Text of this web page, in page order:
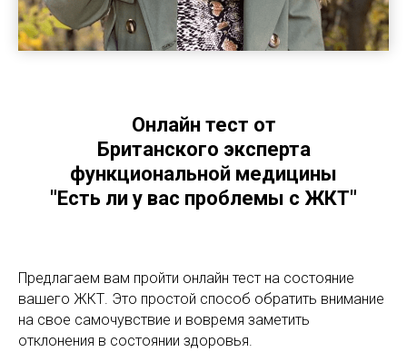
Онлайн тест от
Британского эксперта
функциональной медицины
"Есть ли у вас проблемы с ЖКТ"
Предлагаем вам пройти онлайн тест на состояние
вашего ЖКТ. Это простой способ обратить внимание
на свое самочувствие и вовремя заметить
отклонения в состоянии здоровья.